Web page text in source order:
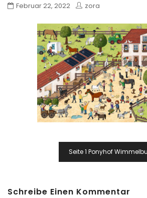
Februar 22, 2022 zora
Beitragsnavigation
Seite 1 Ponyhof
Schreibe Einen Kommentar